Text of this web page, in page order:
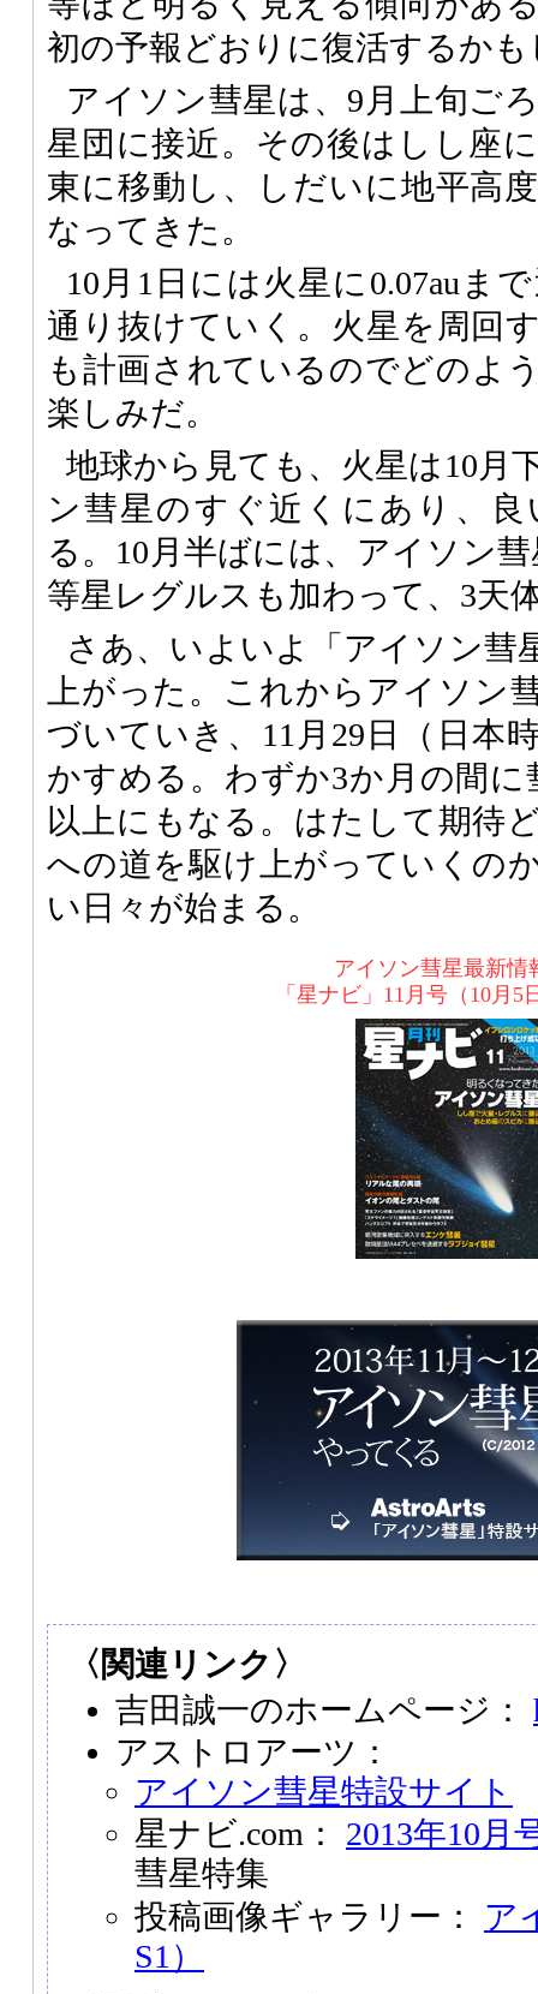
初の予報どおりに復活するか
アイソン彗星は、9月上旬ご
星団に接近。その後はしし座
東に移動し、しだいに地平高
なってきた。
10月1日には火星に0.07auま
通り抜けていく。火星を周回
も計画されているのでどのよ
楽しみだ。
地球から見ても、火星は10月
ン彗星のすぐ近くにあり、
る。10月半ばには、アイソン
等星レグルスも加わって、3天
さあ、いよいよ「アイソン彗
上がった。これからアイソン
づいていき、11月29日（日本
かすめる。わずか3か月の間
以上にもなる。はたして期待
への道を駆け上がっていくの
い日々が始まる。
アイソン彗星最新情
「星ナビ」11月号（10月5
〈関連リンク〉
吉田誠一のホームページ：
アストロアーツ：
アイソン彗星特設サイト
星ナビ.com： 2013年10月
彗星特集
投稿画像ギャラリー： ア
S1）